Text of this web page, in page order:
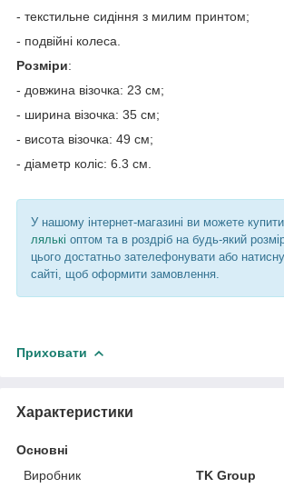
- текстильне сидіння з милим принтом;
- подвійні колеса.
Розміри:
- довжина візочка: 23 см;
- ширина візочка: 35 см;
- висота візочка: 49 см;
- діаметр коліс: 6.3 см.
У нашому інтернет-магазині ви можете купити
лялькі оптом та в роздріб на будь-який
цього достатньо зателефонувати або
сайті, щоб оформити замовлення.
Приховати
Характеристики
Основні
Виробник
TK Group